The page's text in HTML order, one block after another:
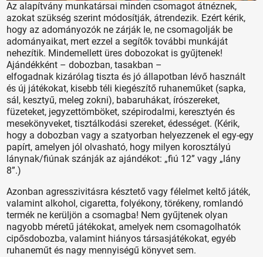
Az alapítvány munkatársai minden csomagot átnéznek,
azokat szükség szerint módosítják, átrendezik. Ezért kérik,
hogy az adományozók ne zárják le, ne csomagolják be
adományaikat, mert ezzel a segítők további munkáját
nehezítik. Mindemellett üres dobozokat is gyűjtenek!
Ajándékként – dobozban, tasakban –
elfogadnak kizárólag tiszta és jó állapotban lévő használt
és új játékokat, kisebb téli kiegészítő ruhaneműket (sapka,
sál, kesztyű, meleg zokni), babaruhákat, írószereket,
füzeteket, jegyzettömböket, szépirodalmi, keresztyén és
mesekönyveket, tisztálkodási szereket, édességet. (Kérik,
hogy a dobozban vagy a szatyorban helyezzenek el egy-egy
papírt, amelyen jól olvasható, hogy milyen korosztályú
lánynak/fiúnak szánják az ajándékot: „fiú 12” vagy „lány
8”.)
Azonban agresszivitásra késztető vagy félelmet keltő játék,
valamint alkohol, cigaretta, folyékony, törékeny, romlandó
termék ne kerüljön a csomagba! Nem gyűjtenek olyan
nagyobb méretű játékokat, amelyek nem csomagolhatók
cipősdobozba, valamint hiányos társasjátékokat, egyéb
ruhaneműt és nagy mennyiségű könyvet sem.